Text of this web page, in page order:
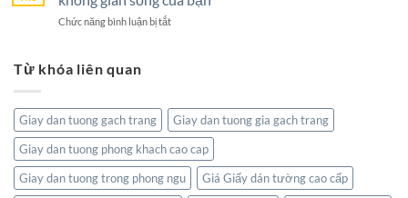
Gian
Sống
Thanh
Hóa:
Thiên
Nhiên
Chức năng bình luận bị tắtở
Kết
nối
giới
ngay
trong
Từ khóa liên quan
Giay dan tuong gach trang
Giay dan tuong gia gach trang
Giay dan tuong phong khach cao cap
Giay dan tuong trong phong ngu
Giá Giấy dán tường cao cấp